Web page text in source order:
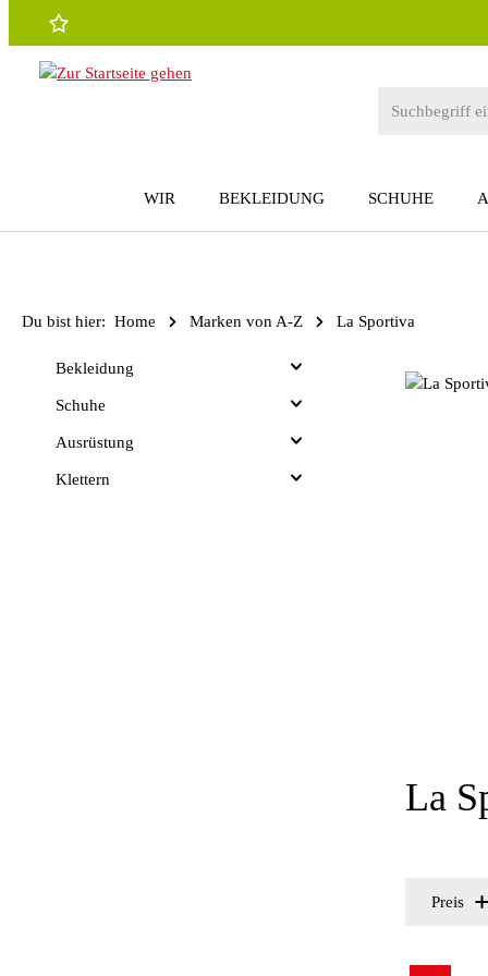
Hauptinhalt springen
Zur Suche springen
Zur Hauptnavigation springen
WIR BEKLEIDUNG SCHUHE
Du bist hier: Home Marken von A-Z La Sportiva
Bekleidung
Schuhe
Ausrüstung
Klettern
La
Preis